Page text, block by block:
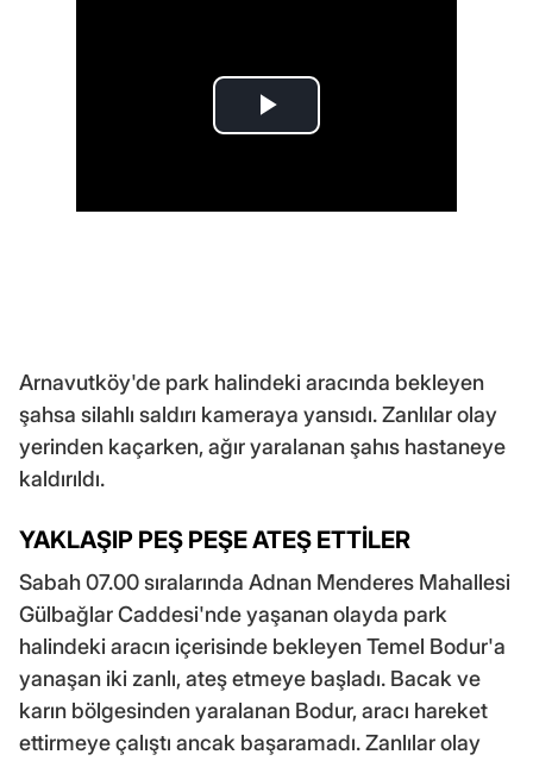
Arnavutköy'de park halindeki aracında bekleyen
şahsa silahlı saldırı kameraya yansıdı. Zanlılar olay
yerinden kaçarken, ağır yaralanan şahıs hastaneye
kaldırıldı.
YAKLAŞIP PEŞ PEŞE ATEŞ ETTİLER
Sabah 07.00 sıralarında Adnan Menderes Mahallesi
Gülbağlar Caddesi'nde yaşanan olayda park
halindeki aracın içerisinde bekleyen Temel Bodur'a
yanaşan iki zanlı, ateş etmeye başladı. Bacak ve
karın bölgesinden yaralanan Bodur, aracı hareket
ettirmeye çalıştı ancak başaramadı. Zanlılar olay